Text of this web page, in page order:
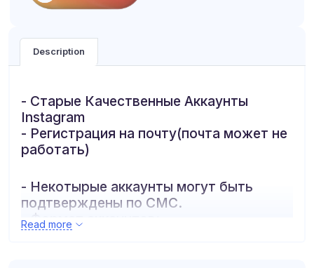
Description
- Старые Качественные Аккаунты
Instagram
- Регистрация на почту(почта может не
работать)
- Некотырые аккаунты могут быть
подтверждены по СМС.
- Формат аккаунтов:
логин:пароль:почта:пароль_почты:2fa
Read more